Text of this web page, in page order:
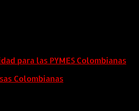
para las PYMES Colombianas
Colombianas